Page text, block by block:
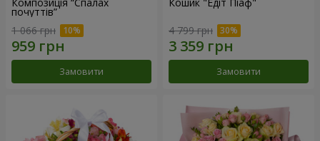
Композиція “Спалах
почуттів”
1 066 грн
Замовити
Кошик "Едіт Піаф"
4 799 грн
Замовити